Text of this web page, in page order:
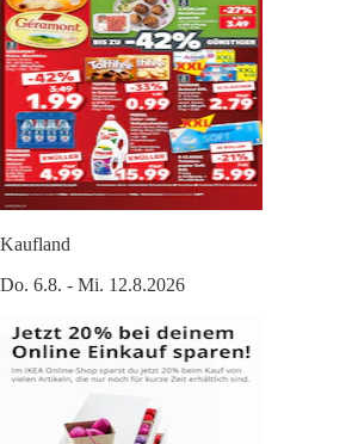
Kaufland
Do. 6.8. - Mi. 12.8.2026